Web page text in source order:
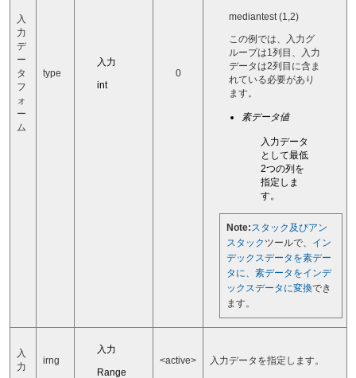
入
力
デ
ー
タ
フ
ォ
ー
ム
type
入力
int
0
mediantest (1,2)
この例では、入力グ
ループは1列目、入力
データは2列目に含ま
れている必要があり
ます。
素データ値
入力データ
として最低
2つの列を
指定しま
す。
Note:スタック及びアン
スタック ツールで、 イン
デックスデータを素デー
タに、素データをインデ
ックスデータに変換でき
ます。
入
力
irng
入力
Range
<active> 入力データを指定します。